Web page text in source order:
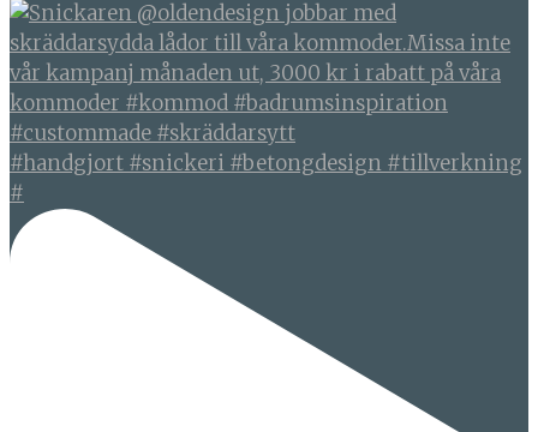
#handgjort #snickeri #betongdesign #tillverkning
#